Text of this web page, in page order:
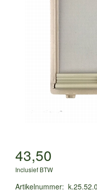
43,50
Inclusief BTW
Artikelnummer: